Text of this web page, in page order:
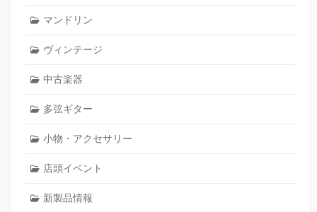
マンドリン
ヴィンテージ
中古楽器
多弦ギター
小物・アクセサリー
店頭イベント
新製品情報